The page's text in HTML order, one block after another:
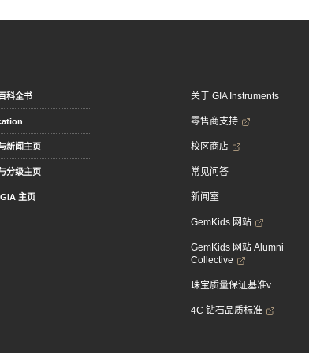
科全书
新闻主页
分级主页
主页
关于 GIA Instruments
零售商支持
校区商店
常见问答
新闻室
GemKids 网站
GemKids 网站 Alumni
Collective
珠宝质量保证基准v
4C 钻石品质标准